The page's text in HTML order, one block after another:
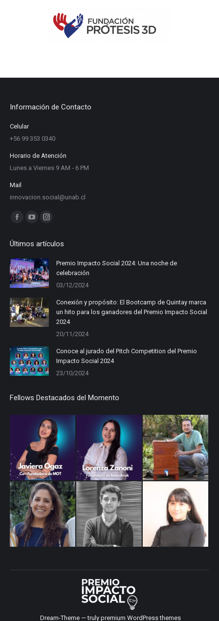
Información de Contacto
Celular
+56 99 353 0340
Horario de Atención
Lunes a Viernes 9 AM - 6 PM
Mail
innovacion.social@unab.cl
Find us on:
Facebook
opens
in
new
window
YouTube
opens
in
new
window
Instagram
opens
in
new
window
Últimos artículos
Premio Impacto Social 2024: Una noche de
celebración
03/12/2024
Conexión y propósito: El Bootcamp de Quintay marca
un hito para los ganadores del Premio Impacto Social
2024
20/11/2024
Conoce al jurado del Pitch Competition del Premio
Impacto Social 2024
23/10/2024
Fellows Destacados del Momento
Dream-Theme — truly premium WordPress themes